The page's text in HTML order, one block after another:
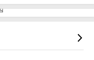
테크!
치료보장